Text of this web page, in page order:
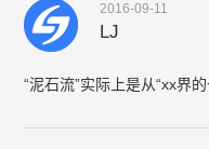
2016-09-11
LJ
“泥石流”实际上是从“xx界